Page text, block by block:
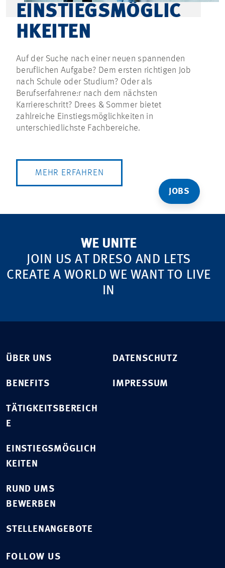
JOBS
EINSTIEGSMÖGLIC
HKEITEN
Auf der Suche nach einer neuen spannenden
beruflichen Aufgabe? Dem ersten richtigen Job
nach Schule oder Studium? Oder als
Berufserfahrene:r nach dem nächsten
Karriereschritt? Drees & Sommer bietet
zahlreiche Einstiegsmöglichkeiten in
unterschiedlichste Fachbereiche.
MEHR ERFAHREN
WE UNITE
JOIN US AT DRESO AND LETS
CREATE A WORLD WE WANT TO LIVE
IN
ÜBER UNS
BENEFITS
TÄTIGKEITSBEREICH
E
EINSTIEGSMÖGLICH
KEITEN
RUND UMS
BEWERBEN
STELLENANGEBOTE
DATENSCHUTZ
IMPRESSUM
FOLLOW US